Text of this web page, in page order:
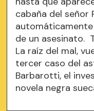
cabaña del señor
de un asesinato.
La raíz del mal,
tercer caso del
Barbarotti, el
novela negra